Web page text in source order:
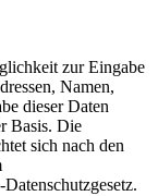
zur Eingabe
Namen,
dieser Daten
Basis. Die
sich nach den